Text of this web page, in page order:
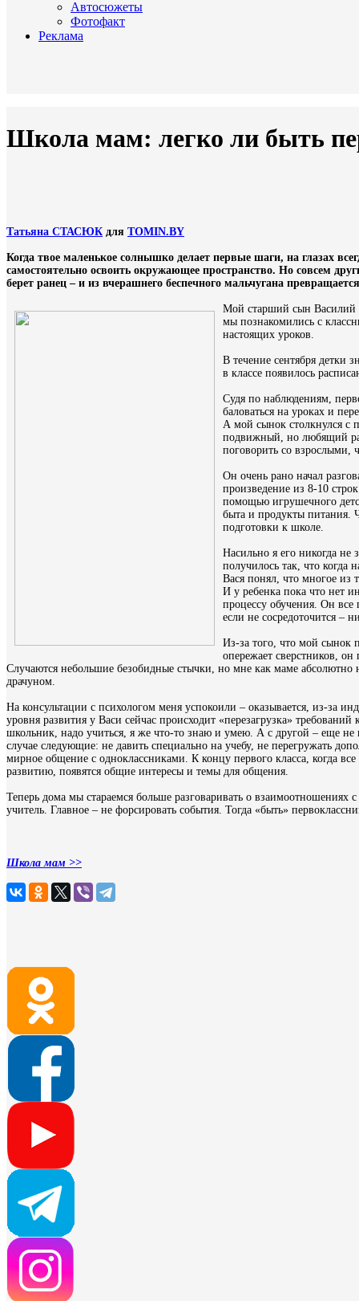
Автосюжеты
Фотофакт
Реклама
Школа мам: легко ли быть
Татьяна СТАСЮК для TOMIN.BY
Когда твое маленькое солнышко делает первые шаги, на глазах
самостоятельно освоить окружающее пространство. Но совсем
берет ранец – и из вчерашнего беспечного мальчугана
Мой старший сын Василий
мы познакомились с
настоящих уроков.
В течение сентября детки
в классе появилось
Судя по наблюдениям,
баловаться на уроках и
А мой сынок столкнулся с
подвижный, но любящий
поговорить со взрослыми,
Он очень рано начал
произведение из 8-10
помощью игрушечного
быта и продукты питания.
подготовки к школе.
Насильно я его никогда не
получилось так, что когда
Вася понял, что многое из
И у ребенка пока что нет
процессу обучения. Он все
если не сосредоточится –
Из-за того, что мой сынок
опережает сверстников,
Случаются небольшие безобидные стычки, но мне как маме абсолютно
драчуном.
На консультации с психологом меня успокоили – оказывается, из-за
уровня развития у Васи сейчас происходит «перезагрузка»
школьник, надо учиться, я же что-то знаю и умею. А с другой – еще не
случае следующие: не давить специально на учебу, не перегружать
мирное общение с одноклассниками. К концу первого класса, когда
развитию, появятся общие интересы и темы для общения.
Теперь дома мы стараемся больше разговаривать о взаимоотношениях
учитель. Главное – не форсировать события. Тогда «быть»
Школа мам >>